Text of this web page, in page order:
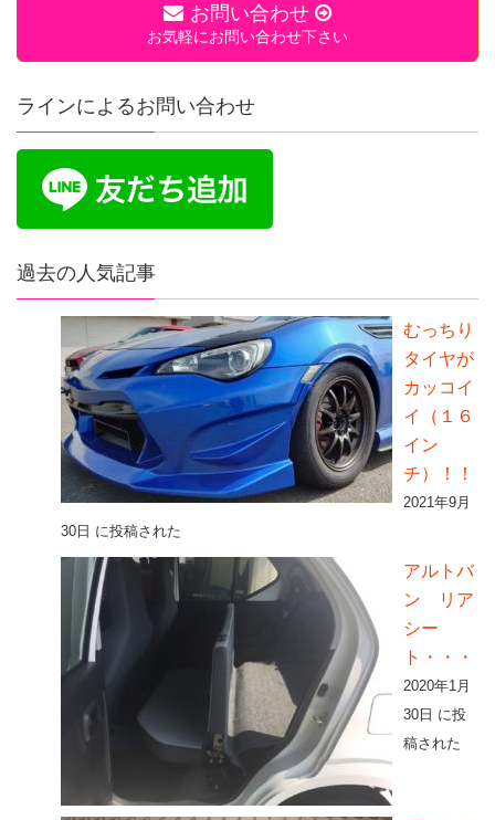
お問い合わせ
お気軽にお問い合わせ下さい
ラインによるお問い合わせ
過去の人気記事
むっちり
タイヤが
カッコイ
イ（１６
イン
チ）！！
2021年9月
30日 に投稿された
アルトバ
ン リア
シー
ト・・・
2020年1月
30日 に投
稿された